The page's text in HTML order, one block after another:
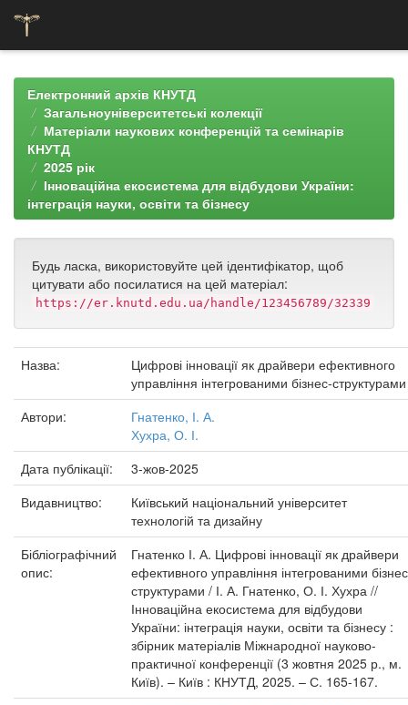
navigationЕлектронний архів КНУТД
Загальноуніверситетські колекції
Матеріали наукових конференцій та семінарів
КНУТД
2025 рік
Інноваційна екосистема для відбудови України:
інтеграція науки, освіти та бізнесу
Будь ласка, використовуйте цей ідентифікатор, щоб
цитувати або посилатися на цей матеріал:
https://er.knutd.edu.ua/handle/123456789/32339
Назва:
Цифрові інновації як драйвери ефективного
управління інтегрованими бізнес-структурами
Автори:
Гнатенко, І. А.
Хухра, О. І.
Дата публікації:
3-жов-2025
Видавництво:
Київський національний університет
технологій та дизайну
Бібліографічний
опис:
Гнатенко І. А. Цифрові інновації як драйвери
ефективного управління інтегрованими
структурами / І. А. Гнатенко, О. І. Хухра //
Інноваційна екосистема для відбудови
України: інтеграція науки, освіти та бізнесу :
збірник матеріалів Міжнародної науково-
практичної конференції (3 жовтня 2025 р., м.
Київ). – Київ : КНУТД, 2025. – С. 165-167.